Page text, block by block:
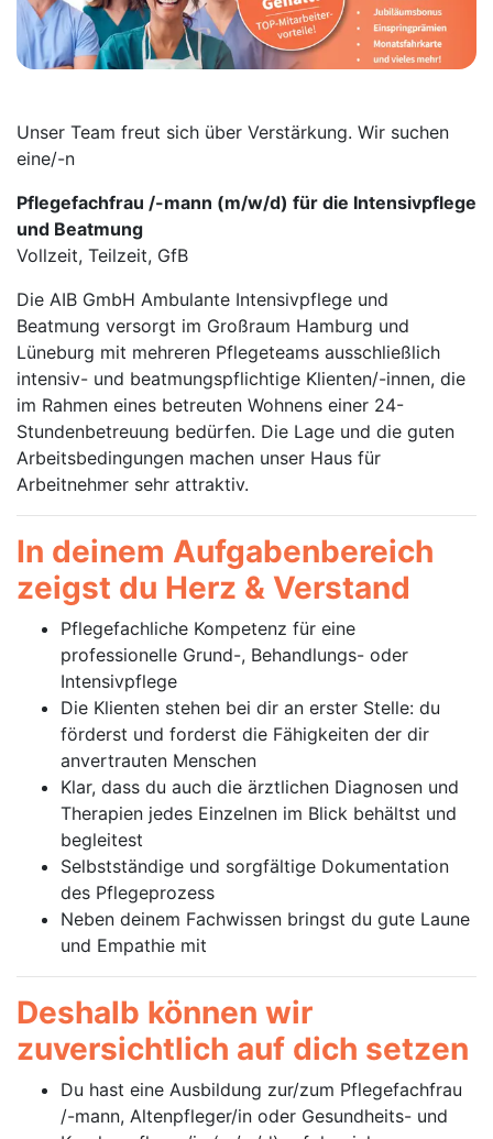
Unser Team freut sich über Verstärkung. Wir suchen
eine/-n
Pflegefachfrau /-mann (m/w/d) für die Intensivpflege
und Beatmung
Vollzeit, Teilzeit, GfB
Die AIB GmbH Ambulante Intensivpflege und
Beatmung versorgt im Großraum Hamburg und
Lüneburg mit mehreren Pflegeteams ausschließlich
intensiv- und beatmungspflichtige Klienten/-innen, die
im Rahmen eines betreuten Wohnens einer 24-
Stundenbetreuung bedürfen. Die Lage und die guten
Arbeitsbedingungen machen unser Haus für
Arbeitnehmer sehr attraktiv.
In deinem Aufgabenbereich
zeigst du Herz & Verstand
Pflegefachliche Kompetenz für eine
professionelle Grund-, Behandlungs- oder
Intensivpflege
Die Klienten stehen bei dir an erster Stelle: du
förderst und forderst die Fähigkeiten der dir
anvertrauten Menschen
Klar, dass du auch die ärztlichen Diagnosen und
Therapien jedes Einzelnen im Blick behältst und
begleitest
Selbstständige und sorgfältige Dokumentation
des Pflegeprozess
Neben deinem Fachwissen bringst du gute Laune
und Empathie mit
Deshalb können wir
zuversichtlich auf dich setzen
Du hast eine Ausbildung zur/zum Pflegefachfrau
/-mann, Altenpfleger/in oder Gesundheits- und